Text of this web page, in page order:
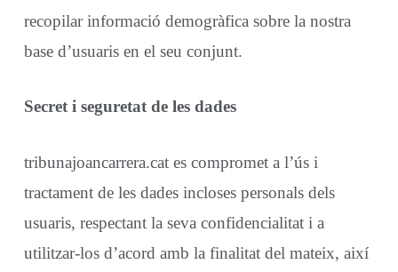
recopilar informació demogràfica sobre la nostra
base d’usuaris en el seu conjunt.
Secret i seguretat de les dades
tribunajoancarrera.cat es compromet a l’ús i
tractament de les dades incloses personals dels
usuaris, respectant la seva confidencialitat i a
utilitzar-los d’acord amb la finalitat del mateix, així